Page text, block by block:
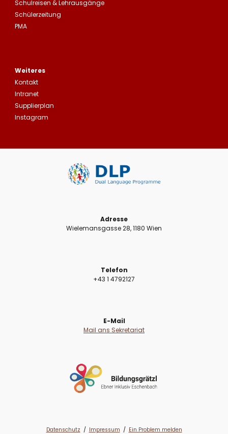
Schulreisen &Lehrausgänge
Schülerzeitung
PMA
Weiteres
Kontakt
Intranet
Supplierplan
Instagram
Adresse
Wielemansgasse 28, 1180 Wien
Telefon
+43 1 4792127
E-Mail
Mail ans Sekretariat
Datenschutz / Impressum / Ein Problem melden